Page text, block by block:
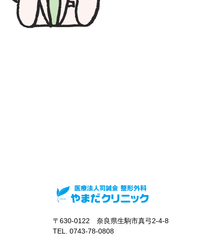
〒630-0122 奈良県生駒市真弓2-4-8
TEL. 0743-78-0808